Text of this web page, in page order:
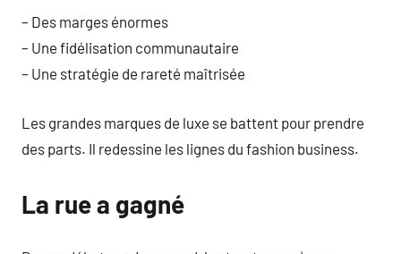
– Des marges énormes
– Une fidélisation communautaire
– Une stratégie de rareté maîtrisée
Les grandes marques de luxe se battent pour prendre
des parts. Il redessine les lignes du fashion business.
La rue a gagné